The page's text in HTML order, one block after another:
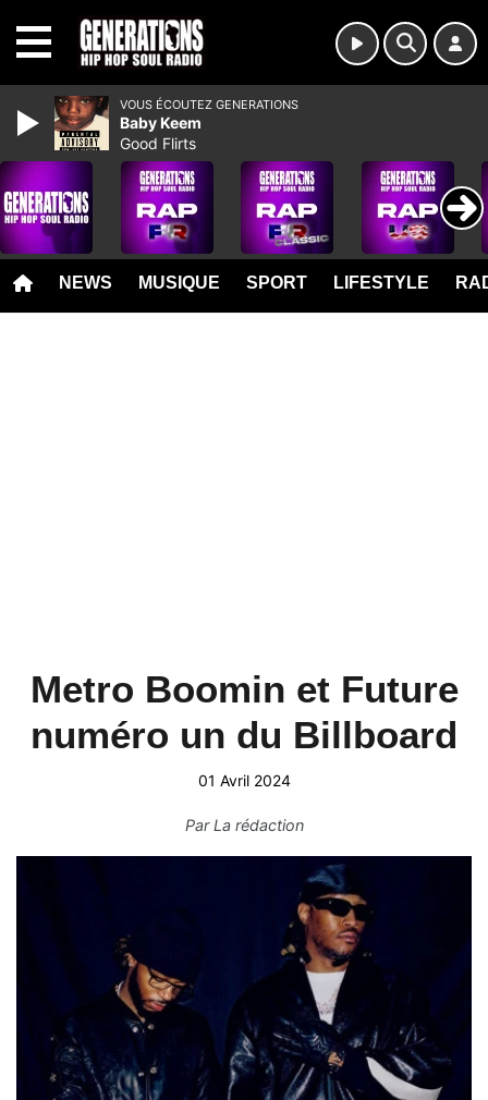
NEWS MUSIQUE SPORT LIFESTYLE
Metro Boomin et Future
numéro un du Billboard
01 Avril 2024
ParLa rédaction
VOUS ÉCOUTEZ GENERATIONS
Baby Keem
Good Flirts